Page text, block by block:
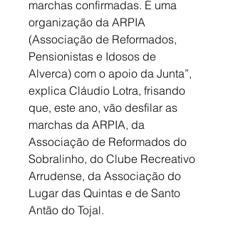
marchas confirmadas. É uma
organização da ARPIA
(Associação de Reformados,
Pensionistas e Idosos de
Alverca) com o apoio da Junta”,
explica Cláudio Lotra, frisando
que, este ano, vão desfilar as
marchas da ARPIA, da
Associação de Reformados do
Sobralinho, do Clube Recreativo
Arrudense, da Associação do
Lugar das Quintas e de Santo
Antão do Tojal.